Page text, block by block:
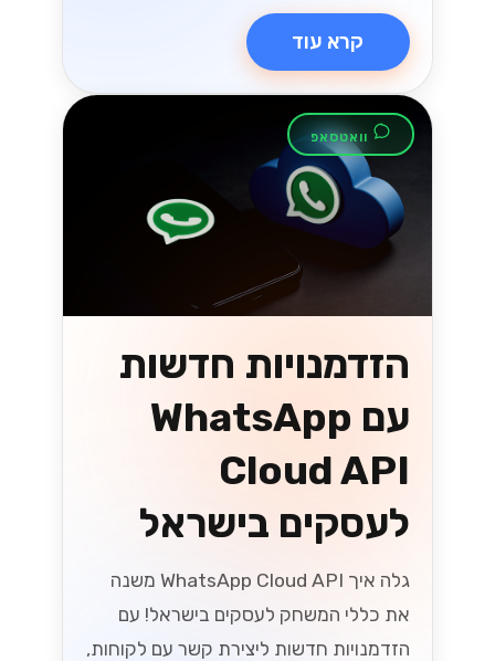
קרא עוד
וואטסאפ
הזדמנויות חדשות
עם WhatsApp
Cloud API
לעסקים בישראל
גלה איך WhatsApp Cloud API משנה
את כללי המשחק לעסקים בישראל! עם
הזדמנויות חדשות ליצירת קשר עם לקוחות,